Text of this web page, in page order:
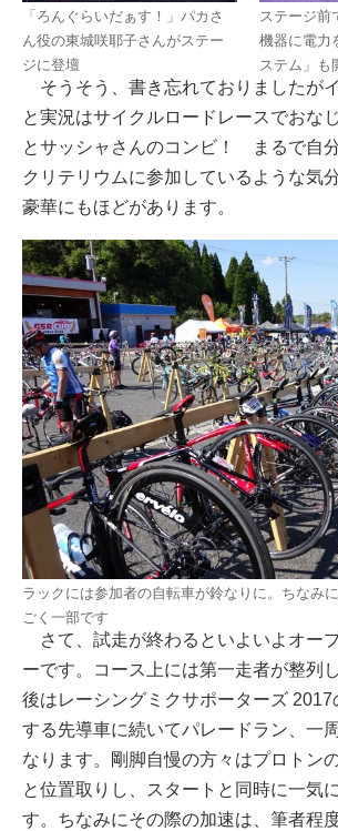
「ろんぐらいだぁす！」パカさ
ん役の東城咲耶子さんがステー
ジに登壇
ステージ前
機器に電力
ステム」も
そうそう、書き忘れておりましたが
と実況はサイクルロードレースでおな
とサッシャさんのコンビ！ まるで自
クリテリウムに参加しているような気
豪華にもほどがあります。
ラックには参加者の自転車が鈴なりに。ちなみ
ごく一部です
さて、試走が終わるといよいよオー
ーです。コース上には第一走者が整列
後はレーシングミクサポーターズ
する先導車に続いてパレードラン、一
なります。剛脚自慢の方々はプロトン
と位置取りし、スタートと同時に一気
す。ちなみにその際の加速は、筆者程